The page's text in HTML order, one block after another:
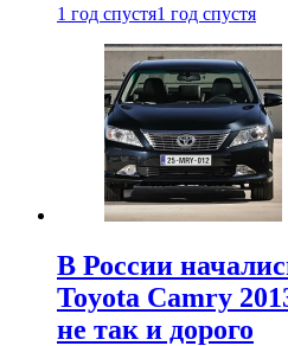
1 год спустя1 год спустя
В России
Toyota Camry
не так и дорого